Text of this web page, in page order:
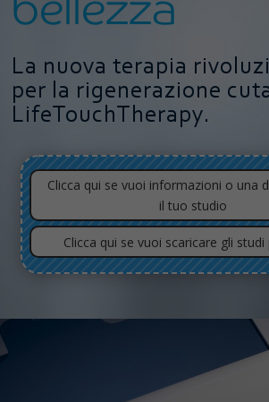
La nuova terapia
per la rigenerazione
LifeTouchTherapy.
Clicca qui se vuoi informazioni o una
il tuo studio
Clicca qui se vuoi scaricare gli studi